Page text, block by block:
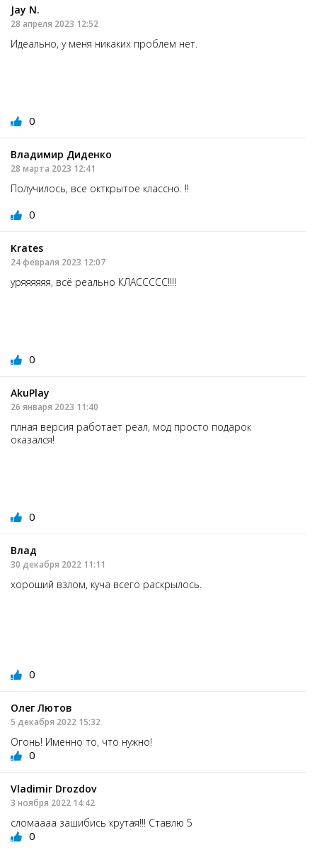
Jay N.
28 апреля 2023 12:52
Идеально, у меня никаких проблем нет.
0
Владимир Диденко
28 марта 2023 12:41
Получилось, все окткрытое классно. !!
0
Krates
24 февраля 2023 12:07
уряяяяяя, всё реально КЛАССССС!!!!
0
AkuPlay
26 января 2023 11:40
плная версия работает реал, мод просто подарок
оказался!
0
Влад
30 декабря 2022 11:11
хороший взлом, куча всего раскрылось.
0
Олег Лютов
5 декабря 2022 15:32
Огонь! Именно то, что нужно!
0
Vladimir Drozdov
3 ноября 2022 14:42
сломаааа зашибись крутая!!! Ставлю 5
0